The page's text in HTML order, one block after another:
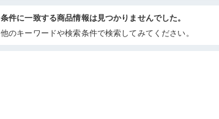
条件に一致する商品情報は見つかりませんでした。
他のキーワードや検索条件で検索してみてください。